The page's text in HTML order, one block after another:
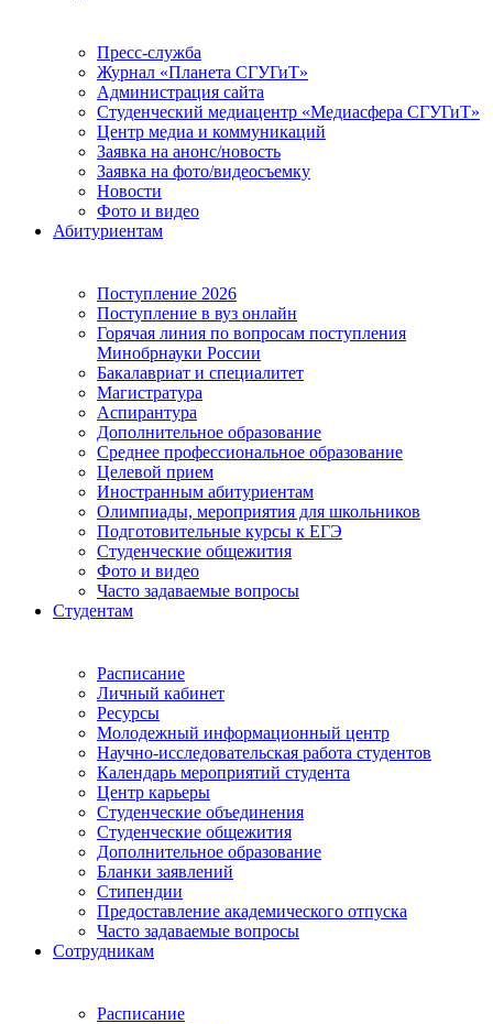
Пресс-служба
Журнал «Планета СГУГиТ»
Администрация сайта
Студенческий медиацентр «Медиасфера СГУГиТ»
Центр медиа и коммуникаций
Заявка на анонс/новость
Заявка на фото/видеосъемку
Новости
Фото и видео
Абитуриентам
Поступление 2026
Поступление в вуз онлайн
Горячая линия по вопросам поступления
Минобрнауки России
Бакалавриат и специалитет
Магистратура
Аспирантура
Дополнительное образование
Среднее профессиональное образование
Целевой прием
Иностранным абитуриентам
Олимпиады, мероприятия для школьников
Подготовительные курсы к ЕГЭ
Студенческие общежития
Фото и видео
Часто задаваемые вопросы
Студентам
Расписание
Личный кабинет
Ресурсы
Молодежный информационный центр
Научно-исследовательская работа студентов
Календарь мероприятий студента
Центр карьеры
Студенческие объединения
Студенческие общежития
Дополнительное образование
Бланки заявлений
Стипендии
Предоставление академического отпуска
Часто задаваемые вопросы
Сотрудникам
Расписание